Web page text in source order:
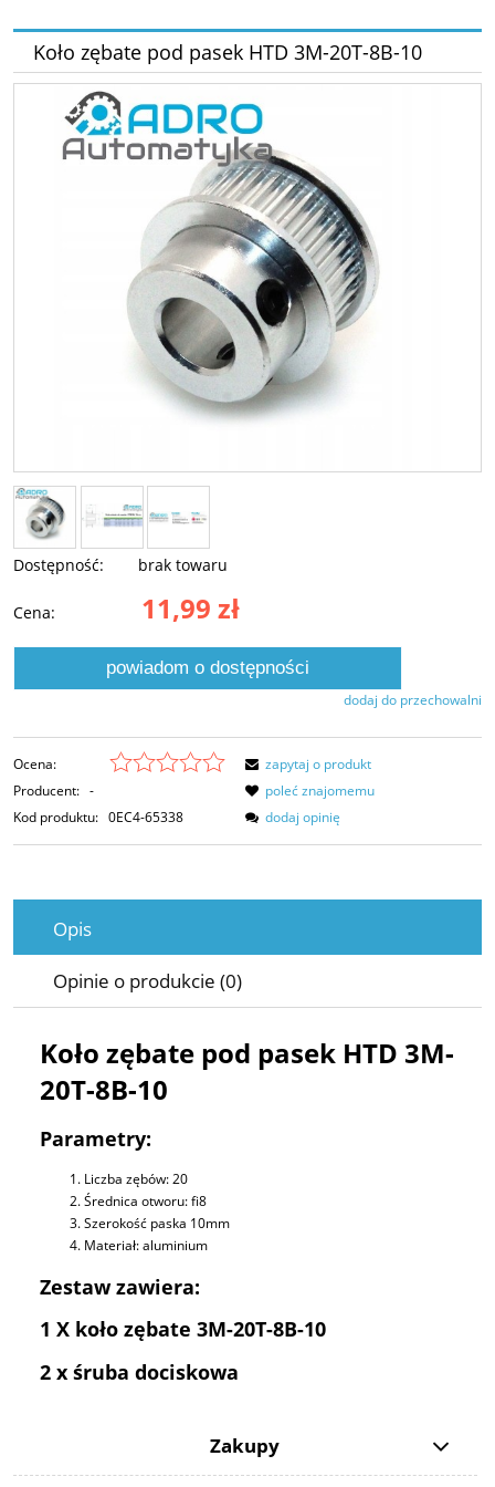
Koło zębate pod pasek HTD 3M-20T-8B-10
Dostępność: brak towaru
Cena: 11,99 zł
powiadom o dostępności
dodaj do przechowalni
Ocena:
Producent: -
Kod produktu: 0EC4-65338
zapytaj o produkt
poleć znajomemu
dodaj opinię
Opis
Opinie o produkcie (0)
Koło zębate pod pasek HTD 3M-
20T-8B-10
Parametry:
Liczba zębów: 20
Średnica otworu: fi8
Szerokość paska 10mm
Materiał: aluminium
Zestaw zawiera:
1 X koło zębate 3M-20T-8B-10
2 x śruba dociskowa
Zakupy